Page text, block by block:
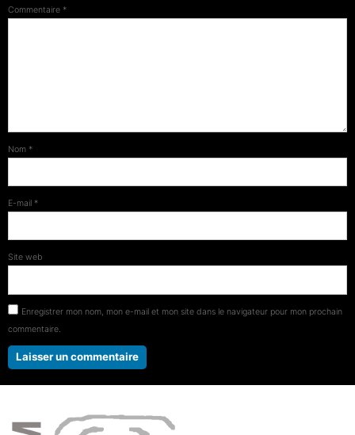
Commentaire *
Nom *
E-mail *
Site web
Enregistrer mon nom, mon e-mail et mon site dans le navigateur pour mon prochain
commentaire.